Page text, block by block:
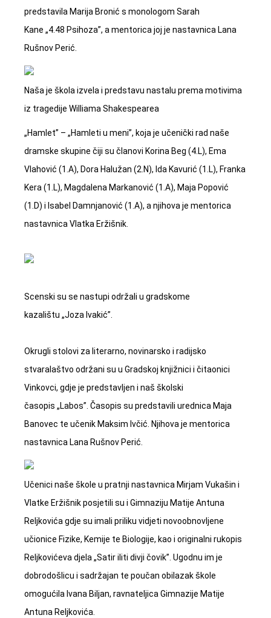
predstavila Marija Bronić s monologom Sarah
Kane „4.48 Psihoza”, a mentorica joj je nastavnica Lana
Rušnov Perić.
Naša je škola izvela i predstavu nastalu prema motivima
iz tragedije Williama Shakespearea
„Hamlet” – „Hamleti u meni”, koja je učenički rad naše
dramske skupine čiji su članovi Korina Beg (4.L), Ema
Vlahović (1.A), Dora Halužan (2.N), Ida Kavurić (1.L), Franka
Kera (1.L), Magdalena Markanović (1.A), Maja Popović
(1.D) i Isabel Damnjanović (1.A), a njihova je mentorica
nastavnica Vlatka Eržišnik.
Scenski su se nastupi održali u gradskome
kazalištu „Joza Ivakić”.
Okrugli stolovi za literarno, novinarsko i radijsko
stvaralaštvo održani su u Gradskoj knjižnici i čitaonici
Vinkovci, gdje je predstavljen i naš školski
časopis „Labos”. Časopis su predstavili urednica Maja
Banovec te učenik Maksim Ivčić. Njihova je mentorica
nastavnica Lana Rušnov Perić.
Učenici naše škole u pratnji nastavnica Mirjam Vukašin i
Vlatke Eržišnik posjetili su i Gimnaziju Matije Antuna
Reljkovića gdje su imali priliku vidjeti novoobnovljene
učionice Fizike, Kemije te Biologije, kao i originalni rukopis
Reljkovićeva djela „Satir iliti divji čovik”. Ugodnu im je
dobrodošlicu i sadržajan te poučan obilazak škole
omogućila Ivana Biljan, ravnateljica Gimnazije Matije
Antuna Reljkovića.